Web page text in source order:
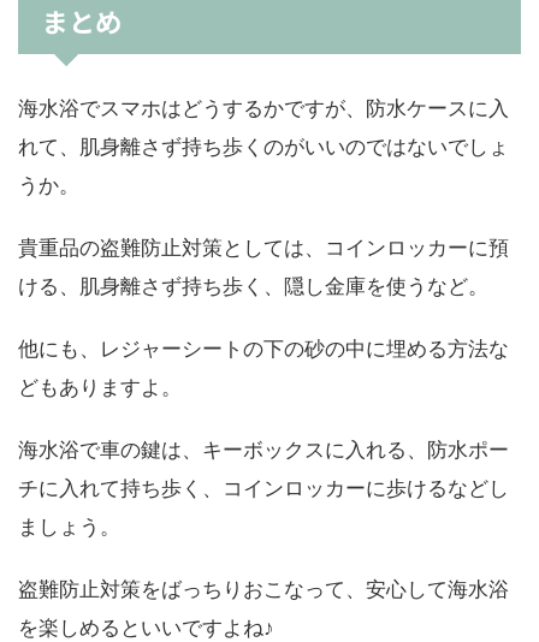
まとめ
海水浴でスマホはどうするかですが、防水ケースに入
れて、肌身離さず持ち歩くのがいいのではないでしょ
うか。
貴重品の盗難防止対策としては、コインロッカーに預
ける、肌身離さず持ち歩く、隠し金庫を使うなど。
他にも、レジャーシートの下の砂の中に埋める方法な
どもありますよ。
海水浴で車の鍵は、キーボックスに入れる、防水ポー
チに入れて持ち歩く、コインロッカーに歩けるなどし
ましょう。
盗難防止対策をばっちりおこなって、安心して海水浴
を楽しめるといいですよね♪